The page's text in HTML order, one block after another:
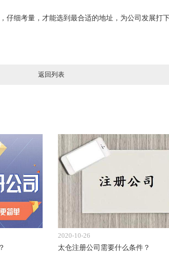
细考量，才能选到最合适的地址，为公司发展打下
返回列表
2020-10-26
太仓注册公司需要什么条件？